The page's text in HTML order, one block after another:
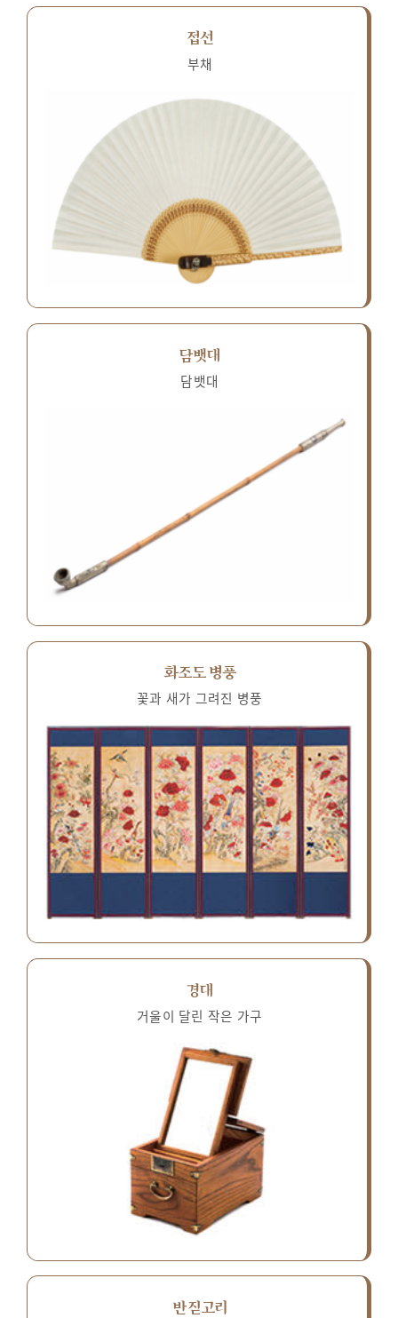
접선
부채
담뱃대
담뱃대
화조도 병풍
꽃과 새가 그려진 병풍
경대
거울이 달린 작은 가구
반짇고리